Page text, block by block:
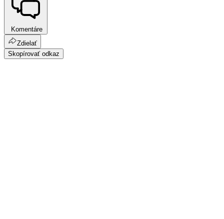
Komentáre
Zdielať
Skopírovať odkaz